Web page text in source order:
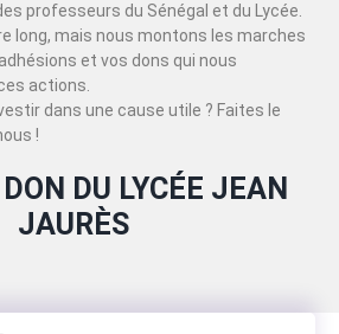
professeurs du Sénégal et du Lycée.
long, mais nous montons les marches
et vos dons qui nous
actions.
dans une cause utile ? Faites le
!
DU LYCÉE JEAN
JAURÈS